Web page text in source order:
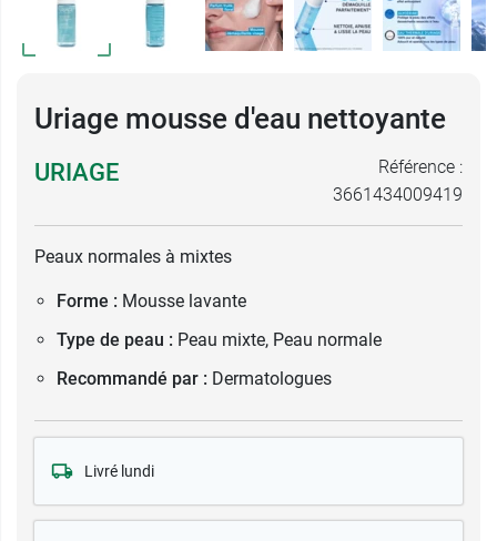
Uriage mousse d'eau nettoyante
URIAGE
Référence :
3661434009419
Peaux normales à mixtes
Forme : Mousse lavante
Type de peau : Peau mixte, Peau normale
Recommandé par : Dermatologues
Livré lundi